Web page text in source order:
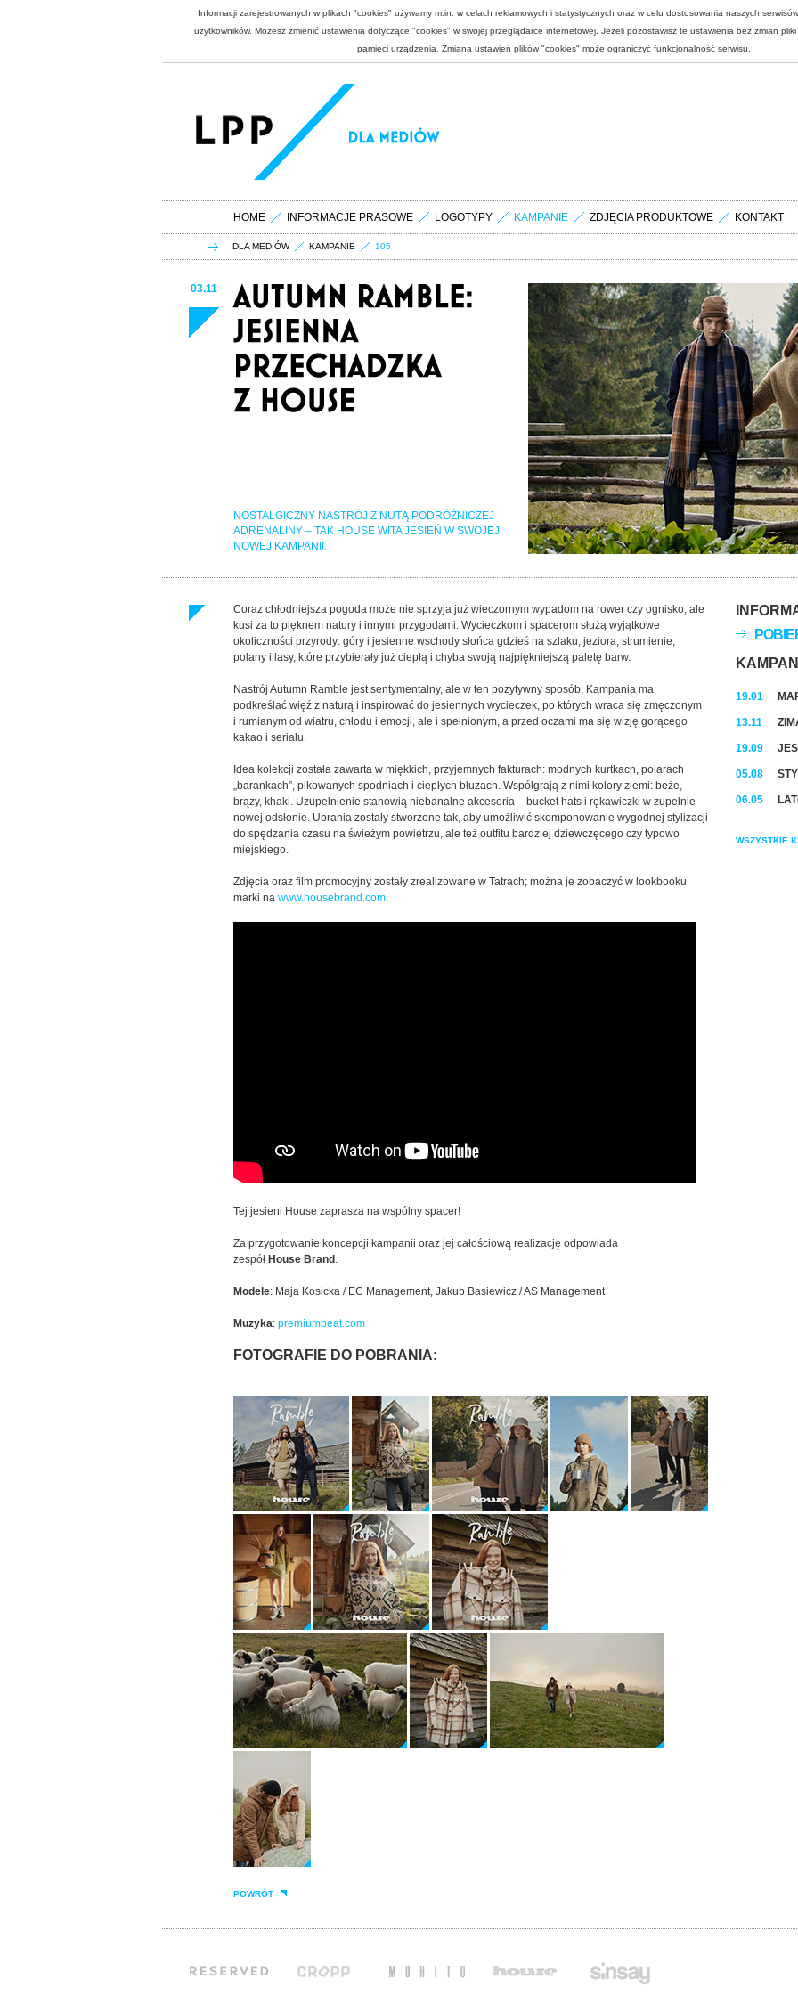
Informacji zarejestrowanych w plikach "cookies" używamy m.in. w celach reklamowych i statystycznych oraz w celu dostosowania naszych
użytkowników. Możesz zmienić ustawienia dotyczące "cookies" w swojej przeglądarce internetowej. Jeżeli pozostawisz te ustawienia bez zmian
pamięci urządzenia. Zmiana ustawień plików "cookies" może ograniczyć funkcjonalność serwisu.
HOME INFORMACJE PRASOWE LOGOTYPY KAMPANIE ZDJĘCIA PRODUKTOWE KONTAKT
DLA MEDIÓW KAMPANIE 105
03.11
NOSTALGICZNY NASTRÓJ Z NUTĄ PODRÓŻNICZEJ
ADRENALINY – TAK HOUSE WITA JESIEŃ W SWOJEJ
NOWEJ KAMPANII.
Coraz chłodniejsza pogoda może nie sprzyja już wieczornym wypadom na rower czy ognisko, ale
kusi za to pięknem natury i innymi przygodami. Wycieczkom i spacerom służą wyjątkowe
okoliczności przyrody: góry i jesienne wschody słońca gdzieś na szlaku; jeziora, strumienie,
polany i lasy, które przybierały już ciepłą i chyba swoją najpiękniejszą paletę barw.
Nastrój Autumn Ramble jest sentymentalny, ale w ten pozytywny sposób. Kampania ma
podkreślać więź z naturą i inspirować do jesiennych wycieczek, po których wraca się zmęczonym
i rumianym od wiatru, chłodu i emocji, ale i spełnionym, a przed oczami ma się wizję gorącego
kakao i serialu.
Idea kolekcji została zawarta w miękkich, przyjemnych fakturach: modnych kurtkach, polarach
„barankach”, pikowanych spodniach i ciepłych bluzach. Współgrają z nimi kolory ziemi: beże,
brązy, khaki. Uzupełnienie stanowią niebanalne akcesoria – bucket hats i rękawiczki w zupełnie
nowej odsłonie. Ubrania zostały stworzone tak, aby umożliwić skomponowanie wygodnej stylizacji
do spędzania czasu na świeżym powietrzu, ale też outfitu bardziej dziewczęcego czy typowo
miejskiego.
Zdjęcia oraz film promocyjny zostały zrealizowane w Tatrach; można je zobaczyć w lookbooku
marki na www.housebrand.com.
Tej jesieni House zaprasza na wspólny spacer!
Za przygotowanie koncepcji kampanii oraz jej całościową realizację odpowiada
zespół House Brand .
Modele: Maja Kosicka / EC Management, Jakub Basiewicz / AS Management
Muzyka: premiumbeat.com
FOTOGRAFIE DO POBRANIA:
POWRÓT
19.01
13.11
19.09
05.08
06.05
WSZYSTKIE